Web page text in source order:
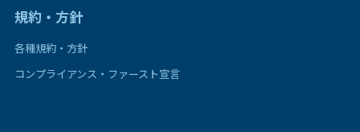
規約・方針
各種規約・方針
コンプライアンス・ファースト宣言